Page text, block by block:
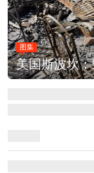
多所房屋